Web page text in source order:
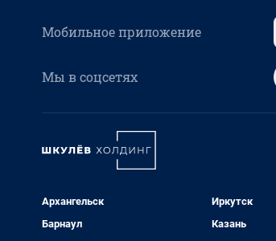
Мобильное приложение
Мы в соцсетях
Архангельск
Барнаул
Иркутск
Казань